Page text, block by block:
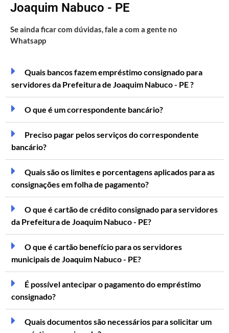
Joaquim Nabuco - PE
Se ainda ficar com dúvidas, fale a com a gente no
Whatsapp
Quais bancos fazem empréstimo consignado para
servidores da Prefeitura de Joaquim Nabuco - PE ?
O que é um correspondente bancário?
Preciso pagar pelos serviços do correspondente
bancário?
Quais são os limites e porcentagens aplicados para as
consignações em folha de pagamento?
O que é cartão de crédito consignado para servidores
da Prefeitura de Joaquim Nabuco - PE?
O que é cartão benefício para os servidores
municipais de Joaquim Nabuco - PE?
É possível antecipar o pagamento do empréstimo
consignado?
Quais documentos são necessários para solicitar um